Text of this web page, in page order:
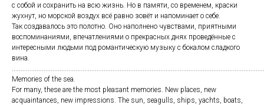
с собой и сохранить на всю жизнь. Но в памяти, со временем, краски
жухнут, но морской воздух всё равно зовёт и напоминает о себе.
Так создавалось это полотно. Оно наполнено чувствами, приятными
воспоминаниями, впечатлениями о прекрасных днях проведённые с
интересными людьми под романтическую музыку с бокалом сладкого
вина.
Memories of the sea.
For many, these are the most pleasant memories. New places, new
acquaintances, new impressions. The sun, seagulls, ships, yachts, boats,